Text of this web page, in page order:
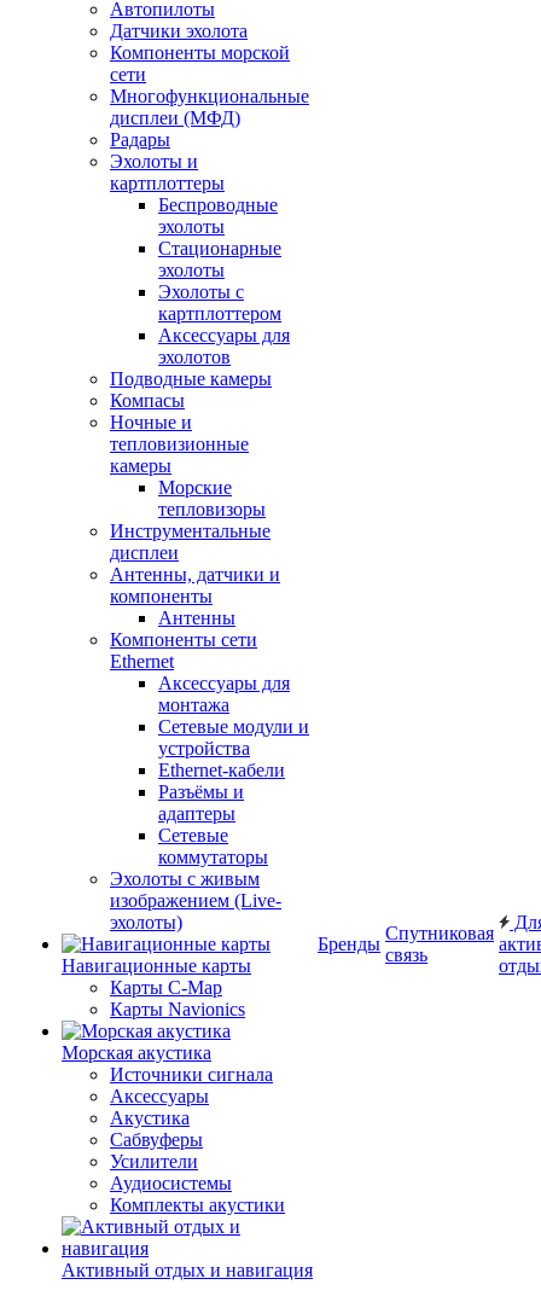
Автопилоты
Датчики эхолота
Компоненты морской
сети
Многофункциональные
дисплеи (МФД)
Радары
Эхолоты и
картплоттеры
Беспроводные
эхолоты
Стационарные
эхолоты
Эхолоты с
картплоттером
Аксессуары для
эхолотов
Подводные камеры
Компасы
Ночные и
тепловизионные
камеры
Морские
тепловизоры
Инструментальные
дисплеи
Антенны, датчики и
компоненты
Антенны
Компоненты сети
Ethernet
Аксессуары для
монтажа
Сетевые модули и
устройства
Ethernet-кабели
Разъёмы и
адаптеры
Сетевые
коммутаторы
Эхолоты с живым
изображением (Live-
эхолоты)
Навигационные карты
Карты C-Map
Карты Navionics
Морская акустика
Источники сигнала
Аксессуары
Акустика
Сабвуферы
Усилители
Аудиосистемы
Комплекты акустики
Активный отдых и навигация
Бренды
Спутниковая
связь